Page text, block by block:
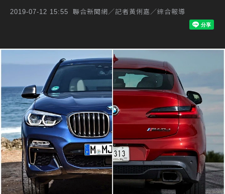
2019-07-12 15:55 聯合新聞網／記者黃俐嘉／綜合報導